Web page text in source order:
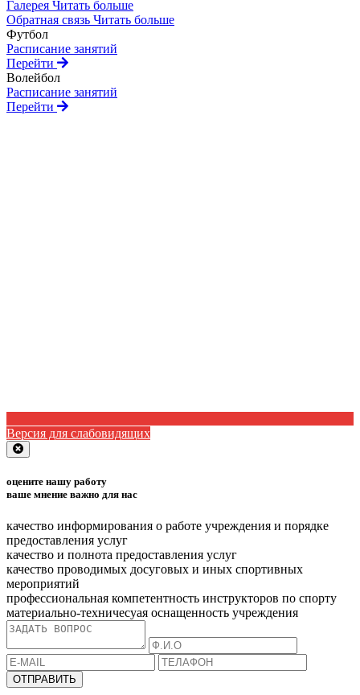
Галерея Читать больше
Обратная связь Читать больше
Футбол
Расписание занятий
Перейти
Волейбол
Расписание занятий
Перейти
Версия для слабовидящих
Close
оцените нашу работу
ваше мнение важно для нас
качество информирования о работе учреждения и порядке
предоставления услуг
качество и полнота предоставления услуг
качество проводимых досуговых и иных спортивных
мероприятий
профессиональная компетентность инструкторов по спорту
материально-техничесуая оснащенность учреждения
ОТПРАВИТЬ